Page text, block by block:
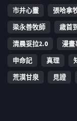
市井心靈
張哈拿
梁永善牧師
歳首
清晨妥拉2.0
漫畫
申命記
真理
荒漠甘泉
見證